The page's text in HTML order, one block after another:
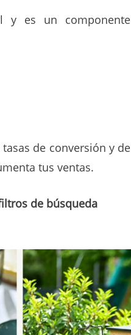
y es un componente
de conversión y de
tus ventas.
de búsqueda